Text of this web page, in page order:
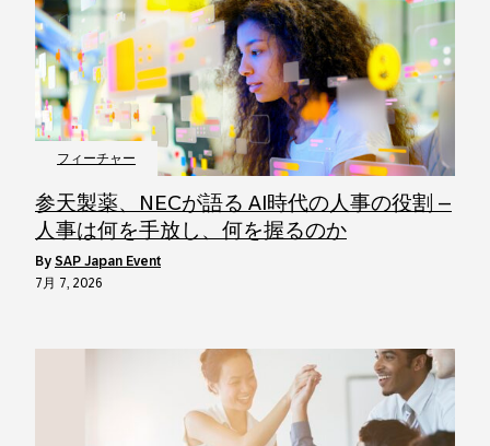
フィーチャー
参天製薬、NECが語る AI時代の人事の役割 –
人事は何を手放し、何を握るのか
by SAP Japan Event
7月 7, 2026